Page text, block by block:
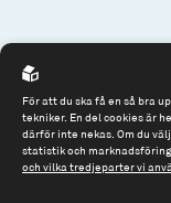
För att du ska få en så bra
tekniker. En del cookies är
därför inte nekas. Om du
statistik och
och vilka tredjeparter vi